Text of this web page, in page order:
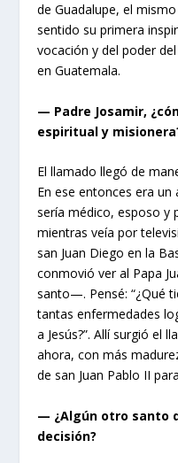
de Guadalupe, el
sentido su primera
vocación y del poder
en Guatemala.
— Padre Josamir,
espiritual y
El llamado llegó de
En ese entonces era
sería médico, esposo y
mientras veía por
san Juan Diego en la
conmovió ver al Papa
santo—. Pensé: “¿Qué
tantas enfermedades
a Jesús?”. Allí surgió el
ahora, con más
de san Juan Pablo II
— ¿Algún otro santo
decisión?